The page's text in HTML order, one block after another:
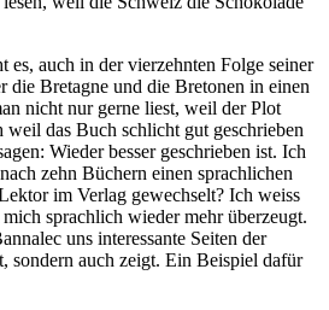
es, auch in der vierzehnten Folge seiner
die Bretagne und die Bretonen in einen
nicht nur gerne liest, weil der Plot
weil das Buch schlicht gut geschrieben
Wieder besser geschrieben ist. Ich
zehn Büchern einen sprachlichen
im Verlag gewechselt? Ich weiss
sprachlich wieder mehr überzeugt.
uns interessante Seiten der
sondern auch zeigt. Ein Beispiel dafür